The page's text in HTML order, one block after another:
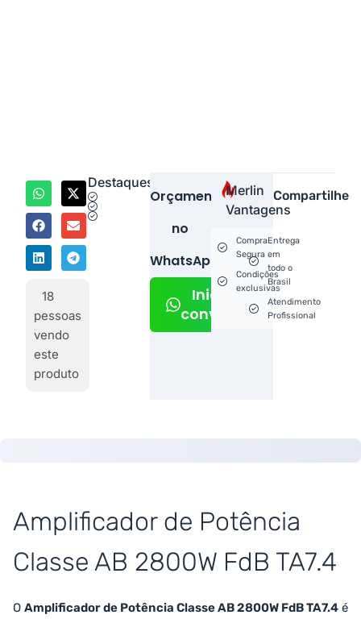
Destaques
Orçamento
no
WhatsApp!
Iniciar
conversa
Compartilhe
18
pessoas
vendo
este
produto
Merlin
Vantagens
Compra
Segura
Condições
exclusivas
Entrega
em
todo o
Brasil
Atendimento
Profissional
Amplificador de Potência
Classe AB 2800W FdB TA7.4
O Amplificador de Potência Classe AB 2800W FdB TA7.4 é